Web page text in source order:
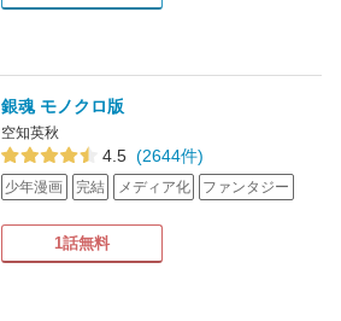
銀魂 モノクロ版
空知英秋
4.5 (2644件)
少年漫画 完結 メディア化 ファンタジー
1話無料